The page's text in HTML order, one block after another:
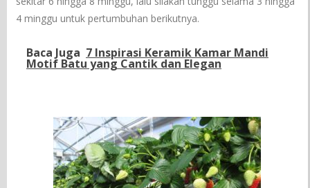
4 minggu untuk pertumbuhan berikutnya.
Baca Juga 7 Inspirasi Keramik Kamar Mandi
Motif Batu yang Cantik dan Elegan